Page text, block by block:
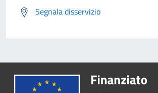
Segnala disservizio